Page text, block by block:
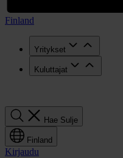
Finland
Yritykset
Kuluttajat
Hae Sulje
Finland
Kirjaudu